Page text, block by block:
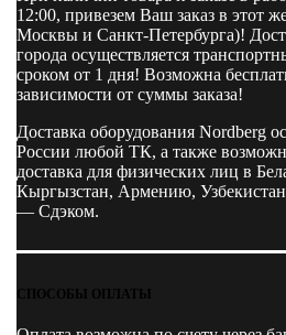
12:00, привезем Ваш заказ в этот
Москвы и Санкт-Петербурга)!
города осуществляется
сроком от 1 дня! Возможна
зависимости от суммы заказа!
Доставка оборудования Nordberg
России любой ТК, а также
доставка для физических лиц в
Кыргызстан, Армению,
— Сдэком.
СПОСОБЫ ОПЛАТЫ